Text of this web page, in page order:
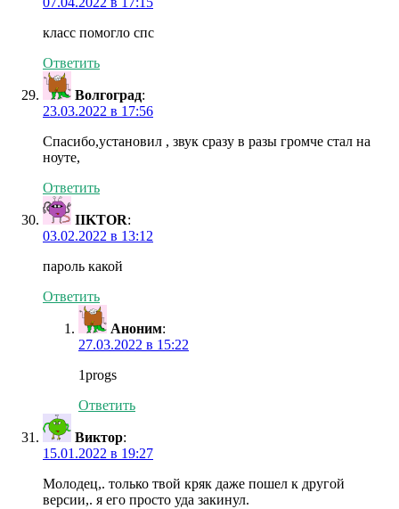
класс помогло спс
Ответить
Волгоград:
23.03.2022 в 17:56
Спасибо,установил , звук сразу в разы громче стал на
ноуте,
Ответить
IIKTOR:
03.02.2022 в 13:12
пароль какой
Ответить
Аноним:
27.03.2022 в 15:22
1progs
Ответить
Виктор:
15.01.2022 в 19:27
Молодец,. только твой кряк даже пошел к другой
версии,. я его просто уда закинул.